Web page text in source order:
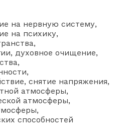
на нервную систему
на психику
духовное очищение
снятие напряжения
атмосферы
атмосферы
способностей